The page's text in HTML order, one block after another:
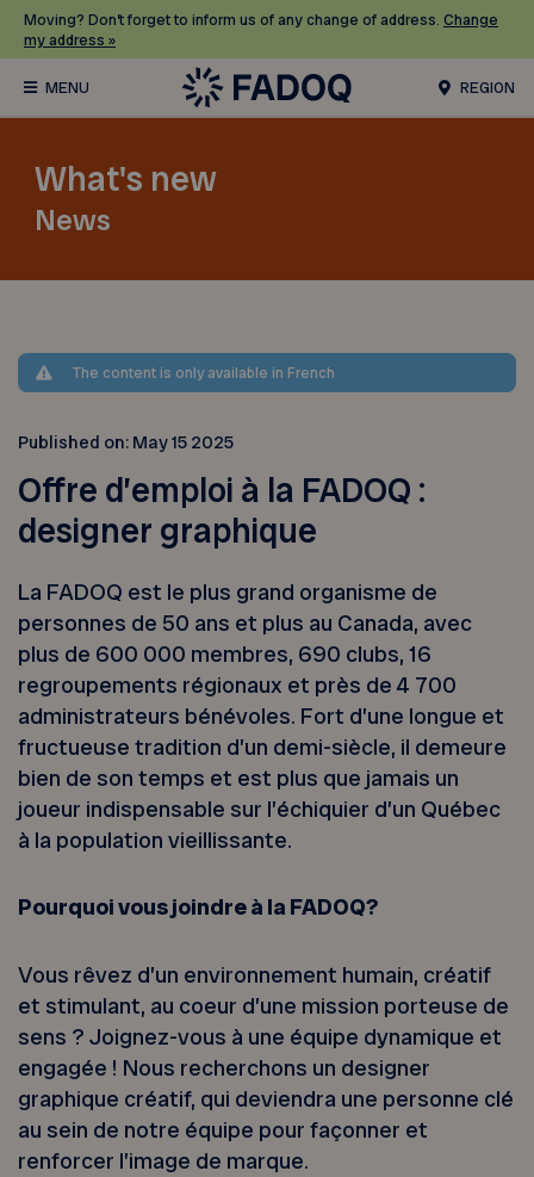
Moving? Don’t forget to inform us of any change of address. Change
my address »
REGION
What's new
News
The content is only available in French
Published on: May 15 2025
Offre d’emploi à la FADOQ :
designer graphique
La FADOQ est le plus grand organisme de
personnes de 50 ans et plus au Canada, avec
plus de 600 000 membres, 690 clubs, 16
regroupements régionaux et près de 4 700
administrateurs bénévoles. Fort d’une longue et
fructueuse tradition d’un demi-siècle, il demeure
bien de son temps et est plus que jamais un
joueur indispensable sur l’échiquier d’un Québec
à la population vieillissante.
Pourquoi vous joindre à la FADOQ?
Vous rêvez d’un environnement humain, créatif
et stimulant, au coeur d’une mission porteuse de
sens ? Joignez-vous à une équipe dynamique et
engagée ! Nous recherchons un designer
graphique créatif, qui deviendra une personne clé
au sein de notre équipe pour façonner et
renforcer l’image de marque.